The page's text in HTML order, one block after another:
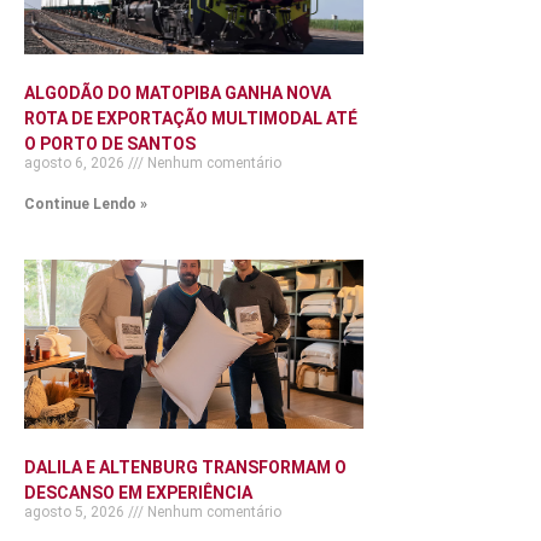
ALGODÃO DO MATOPIBA GANHA NOVA
ROTA DE EXPORTAÇÃO MULTIMODAL ATÉ
O PORTO DE SANTOS
agosto 6, 2026 Nenhum comentário
Continue Lendo »
DALILA E ALTENBURG TRANSFORMAM O
DESCANSO EM EXPERIÊNCIA
agosto 5, 2026 Nenhum comentário